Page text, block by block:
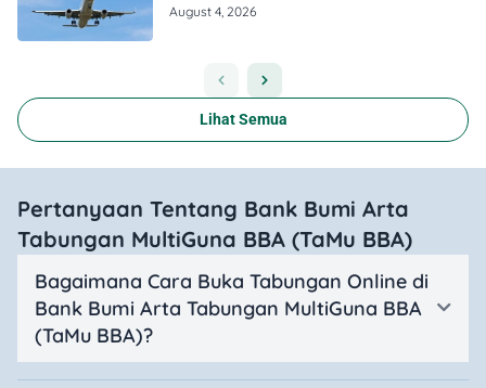
August 4, 2026
Lihat Semua
Pertanyaan Tentang Bank Bumi Arta
Tabungan MultiGuna BBA (TaMu BBA)
Bagaimana Cara Buka Tabungan Online di
Bank Bumi Arta Tabungan MultiGuna BBA
(TaMu BBA)?